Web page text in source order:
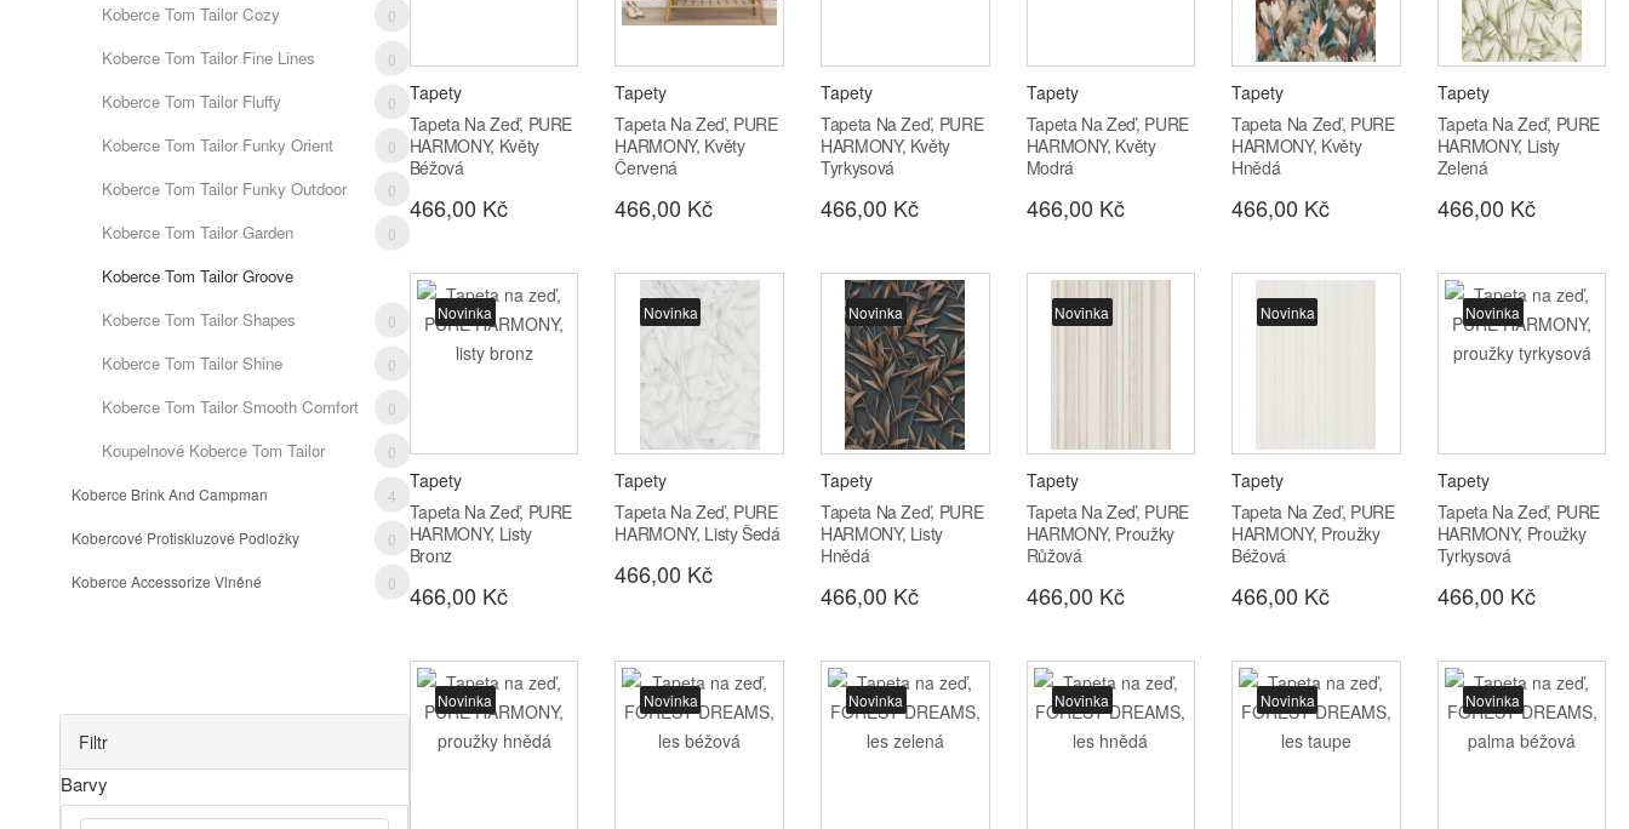
Koberce Tom Tailor Cozy 0
Koberce Tom Tailor Fine Lines 0
Koberce Tom Tailor Fluffy 0
Koberce Tom Tailor Funky Orient 0
Koberce Tom Tailor Funky Outdoor 0
Koberce Tom Tailor Garden 0
Koberce Tom Tailor Groove
Koberce Tom Tailor Shapes 0
Koberce Tom Tailor Shine 0
Koberce Tom Tailor Smooth Comfort 0
Koupelnové Koberce Tom Tailor 0
Koberce Brink And Campman 4
Kobercové Protiskluzové Podložky 0
Koberce Accessorize Vlněné 0
Filtr
Barvy
Tapety
Tapeta Na Zeď, PURE
HARMONY, Květy
Béžová
466,00 Kč
Tapety
Tapeta Na Zeď, PURE
HARMONY, Květy
Červená
466,00 Kč
Tapety
Tapeta Na Zeď, PURE
HARMONY, Květy
Tyrkysová
466,00 Kč
Tapety
Tapeta Na Zeď, PURE
HARMONY, Květy
Modrá
466,00 Kč
Tapety
Tapeta Na Zeď, PURE
HARMONY, Květy
Hnědá
466,00 Kč
Tapety
Tapeta Na Zeď, PURE
HARMONY, Listy
Zelená
466,00 Kč
Novinka
Tapety
Tapeta Na Zeď, PURE
HARMONY, Listy
Bronz
466,00 Kč
Novinka
Tapety
Tapeta Na Zeď, PURE
HARMONY, Listy Šedá
466,00 Kč
Novinka
Tapety
Tapeta Na Zeď, PURE
HARMONY, Listy
Hnědá
466,00 Kč
Novinka
Tapety
Tapeta Na Zeď, PURE
HARMONY, Proužky
Růžová
466,00 Kč
Novinka
Tapety
Tapeta Na Zeď, PURE
HARMONY, Proužky
Béžová
466,00 Kč
Novinka
Tapety
Tapeta Na Zeď, PURE
HARMONY, Proužky
Tyrkysová
466,00 Kč
Novinka Novinka Novinka Novinka Novinka Novinka